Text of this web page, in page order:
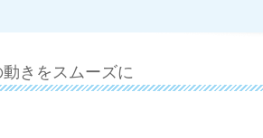
きをスムーズに